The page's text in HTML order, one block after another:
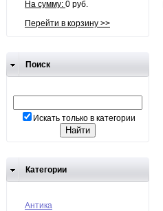
На сумму: 0 руб.
Перейти в корзину >>
Поиск
Искать только в категории
Категории
Антика